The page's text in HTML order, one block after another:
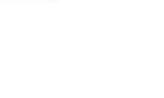
Volu-Firm Mary Kay quantity